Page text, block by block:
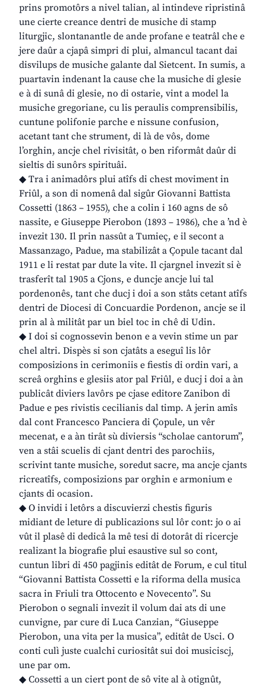
prins promotôrs a nivel talian, al intindeve ripristinâ
une cierte creance dentri de musiche di stamp
liturgjic, slontanantle de ande profane e teatrâl che e
jere daûr a cjapâ simpri di plui, almancul tacant dai
disvilups de musiche galante dal Sietcent. In sumis, a
puartavin indenant la cause che la musiche di glesie
e à di sunâ di glesie, no di ostarie, vint a model la
musiche gregoriane, cu lis peraulis comprensibilis,
cuntune polifonie parche e nissune confusion,
acetant tant che strument, di là de vôs, dome
l’orghin, ancje chel rivisitât, o ben riformât daûr di
sieltis di sunôrs spirituâi.
◆ Tra i animadôrs plui atîfs di chest moviment in
Friûl, a son di nomenâ dal sigûr Giovanni Battista
Cossetti (1863 – 1955), che a colin i 160 agns de sô
nassite, e Giuseppe Pierobon (1893 – 1986), che a ’nd è
invezit 130. Il prin nassût a Tumieç, e il secont a
Massanzago, Padue, ma stabilizât a Çopule tacant dal
1911 e li restat par dute la vite. Il cjargnel invezit si è
trasferît tal 1905 a Cjons, e duncje ancje lui tal
pordenonês, tant che ducj i doi a son stâts cetant atîfs
dentri de Diocesi di Concuardie Pordenon, ancje se il
prin al à militât par un biel toc in chê di Udin.
◆ I doi si cognossevin benon e a vevin stime un par
chel altri. Dispès si son cjatâts a eseguî lis lôr
composizions in cerimoniis e fiestis di ordin vari, a
screâ orghins e glesiis ator pal Friûl, e ducj i doi a àn
publicât diviers lavôrs pe cjase editore Zanibon di
Padue e pes rivistis cecilianis dal timp. A jerin amîs
dal cont Francesco Panciera di Çopule, un vêr
mecenat, e a àn tirât sù diviersis “scholae cantorum”,
ven a stâi scuelis di cjant dentri des parochiis,
scrivint tante musiche, soredut sacre, ma ancje cjants
ricreatîfs, composizions par orghin e armonium e
cjants di ocasion.
◆ O invidi i letôrs a discuvierzi chestis figuris
midiant de leture di publicazions sul lôr cont: jo o ai
vût il plasê di dedicâ la mê tesi di dotorât di ricercje
realizant la biografie plui esaustive sul so cont,
cuntun libri di 450 pagjinis editât de Forum, e cul titul
“Giovanni Battista Cossetti e la riforma della musica
sacra in Friuli tra Ottocento e Novecento”. Su
Pierobon o segnali invezit il volum dai ats di une
cunvigne, par cure di Luca Canzian, “Giuseppe
Pierobon, una vita per la musica”, editât de Usci. O
conti culì juste cualchi curiositât sui doi musiciscj,
une par om.
◆ Cossetti a un ciert pont de sô vite al à otignût,